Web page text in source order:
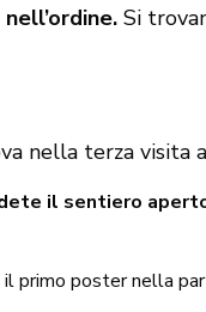
Si
nella terza visita
il sentiero
primo poster nella